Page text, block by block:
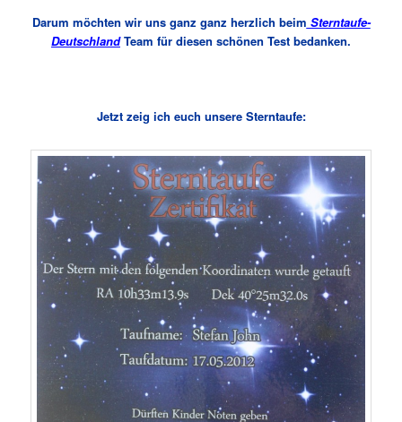
Darum möchten wir uns ganz ganz herzlich beim Sterntaufe-
DeutschlandTeam für diesen schönen Test bedanken.
Jetzt zeig ich euch unsere Sterntaufe: